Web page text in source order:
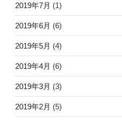
2019年7月 (1)
2019年6月 (6)
2019年5月 (4)
2019年4月 (6)
2019年3月 (3)
2019年2月 (5)